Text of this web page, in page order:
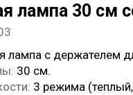
лампа 30 см
лампа с держателем
30 см.
3 режима